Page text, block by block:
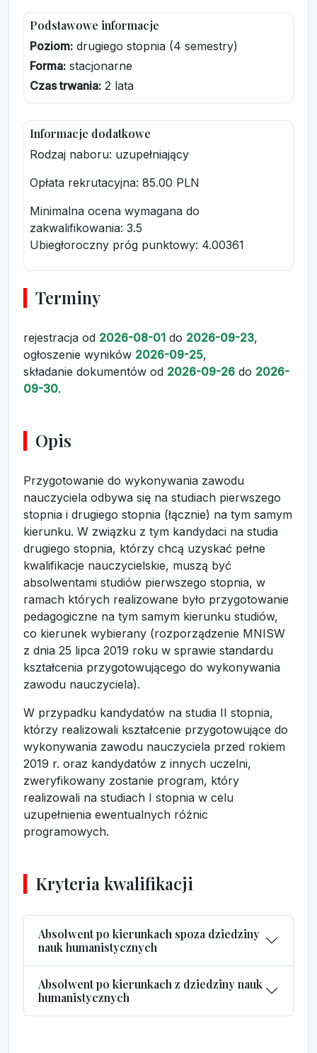
Podstawowe informacje
Poziom: drugiego stopnia (4 semestry)
Forma: stacjonarne
Czas trwania: 2 lata
Informacje dodatkowe
Rodzaj naboru: uzupełniający
Opłata rekrutacyjna: 85.00 PLN
Minimalna ocena wymagana do
zakwalifikowania: 3.5
Ubiegłoroczny próg punktowy: 4.00361
Terminy
rejestracja od 2026-08-01 do 2026-09-23,
ogłoszenie wyników 2026-09-25,
składanie dokumentów od 2026-09-26 do 2026-
09-30.
Opis
Przygotowanie do wykonywania zawodu
nauczyciela odbywa się na studiach pierwszego
stopnia i drugiego stopnia (łącznie) na tym samym
kierunku. W związku z tym kandydaci na studia
drugiego stopnia, którzy chcą uzyskać pełne
kwalifikacje nauczycielskie, muszą być
absolwentami studiów pierwszego stopnia, w
ramach których realizowane było przygotowanie
pedagogiczne na tym samym kierunku studiów,
co kierunek wybierany (rozporządzenie MNISW
z dnia 25 lipca 2019 roku w sprawie standardu
kształcenia przygotowującego do wykonywania
zawodu nauczyciela).
W przypadku kandydatów na studia II stopnia,
którzy realizowali kształcenie przygotowujące do
wykonywania zawodu nauczyciela przed rokiem
2019 r. oraz kandydatów z innych uczelni,
zweryfikowany zostanie program, który
realizowali na studiach I stopnia w celu
uzupełnienia ewentualnych różnic
programowych.
Kryteria kwalifikacji
Absolwent po kierunkach spoza dziedziny
nauk humanistycznych
Absolwent po kierunkach z dziedziny nauk
humanistycznych